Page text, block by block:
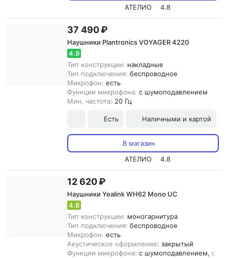
АТЕЛИО
4.8
37 490 ₽
Наушники Plantronics VOYAGER 4220
4.9
Тип конструкции: накладные
Тип подключения: беспроводное
Микрофон: есть
Функции микрофона: с шумоподавлением
Мин. частота: 20 Гц
Есть Наличными и картой
В магазин
АТЕЛИО
4.8
12 620 ₽
Наушники Yealink WH62 Mono UC
4.8
Тип конструкции: моногарнитура
Тип подключения: беспроводное
Микрофон: есть
Акустическое оформление: закрытый
Функции микрофона: с шумоподавлением, с